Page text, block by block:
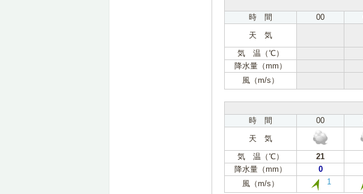
時 間
00
天 気
気 温（℃）
降水量（mm）
風（m/s）
時 間
00
天 気
気 温（℃）
21
降水量（mm）
0
風（m/s）
1